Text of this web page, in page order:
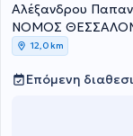
Αλέξανδρου
ΝΟΜΟΣ
12,0 km
Επόμενη